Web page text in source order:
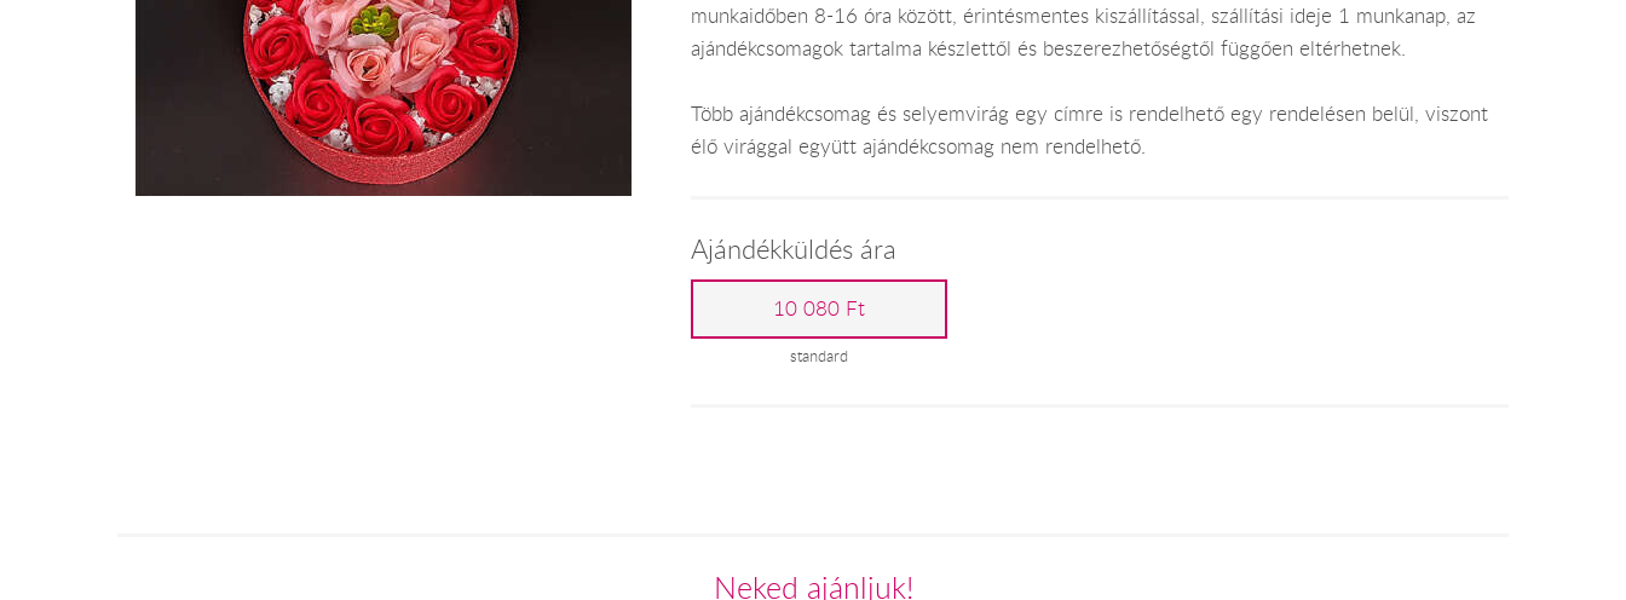
munkaidőben 8-16 óra között, érintésmentes kiszállítással, szállítási ideje 1 munkanap, az
ajándékcsomagok tartalma készlettől és beszerezhetőségtől függően eltérhetnek.
Több ajándékcsomag és selyemvirág egy címre is rendelhető egy rendelésen belül, viszont
élő virággal együtt ajándékcsomag nem rendelhető.
Ajándékküldés ára
10 080 Ft
standard
Neked ajánljuk!